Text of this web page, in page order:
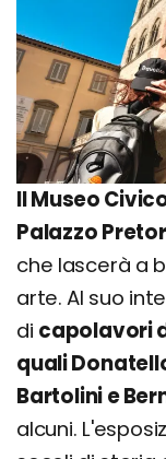
Il Museo
Palazzo
che lascerà a
arte. Al suo
di capolavori
quali
Bartolini e
alcuni.